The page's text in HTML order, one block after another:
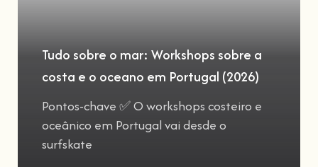
Tudo sobre o mar: Workshops sobre a
costa e o oceano em Portugal (2026)
Pontos-chave ✅ O workshops costeiro e
oceânico em Portugal vai desde o
surfskate